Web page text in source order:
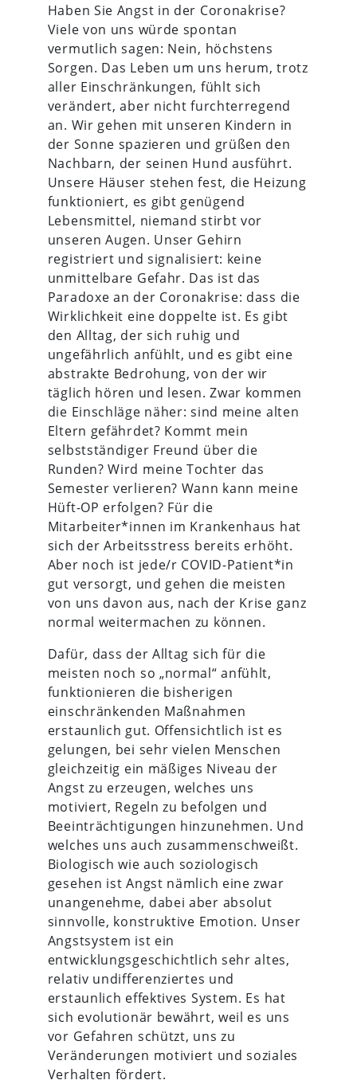
Haben Sie Angst in der Coronakrise?
Viele von uns würde spontan
vermutlich sagen: Nein, höchstens
Sorgen. Das Leben um uns herum, trotz
aller Einschränkungen, fühlt sich
verändert, aber nicht furchterregend
an. Wir gehen mit unseren Kindern in
der Sonne spazieren und grüßen den
Nachbarn, der seinen Hund ausführt.
Unsere Häuser stehen fest, die Heizung
funktioniert, es gibt genügend
Lebensmittel, niemand stirbt vor
unseren Augen. Unser Gehirn
registriert und signalisiert: keine
unmittelbare Gefahr. Das ist das
Paradoxe an der Coronakrise: dass die
Wirklichkeit eine doppelte ist. Es gibt
den Alltag, der sich ruhig und
ungefährlich anfühlt, und es gibt eine
abstrakte Bedrohung, von der wir
täglich hören und lesen. Zwar kommen
die Einschläge näher: sind meine alten
Eltern gefährdet? Kommt mein
selbstständiger Freund über die
Runden? Wird meine Tochter das
Semester verlieren? Wann kann meine
Hüft-OP erfolgen? Für die
Mitarbeiter*innen im Krankenhaus hat
sich der Arbeitsstress bereits erhöht.
Aber noch ist jede/r COVID-Patient*in
gut versorgt, und gehen die meisten
von uns davon aus, nach der Krise ganz
normal weitermachen zu können.
Dafür, dass der Alltag sich für die
meisten noch so „normal“ anfühlt,
funktionieren die bisherigen
einschränkenden Maßnahmen
erstaunlich gut. Offensichtlich ist es
gelungen, bei sehr vielen Menschen
gleichzeitig ein mäßiges Niveau der
Angst zu erzeugen, welches uns
motiviert, Regeln zu befolgen und
Beeinträchtigungen hinzunehmen. Und
welches uns auch zusammenschweißt.
Biologisch wie auch soziologisch
gesehen ist Angst nämlich eine zwar
unangenehme, dabei aber absolut
sinnvolle, konstruktive Emotion. Unser
Angstsystem ist ein
entwicklungsgeschichtlich sehr altes,
relativ undifferenziertes und
erstaunlich effektives System. Es hat
sich evolutionär bewährt, weil es uns
vor Gefahren schützt, uns zu
Veränderungen motiviert und soziales
Verhalten fördert.